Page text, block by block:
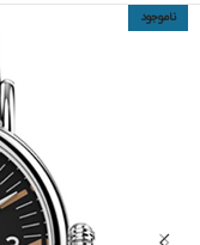
ناموجود